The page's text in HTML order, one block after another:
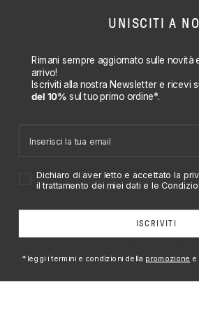
UNISCITI A
Rimani sempre aggiornato sulle novità
arrivo!
Iscriviti alla nostra Newsletter e ricevi
del 10% sul tuoprimo ordine*.
Accetto privacy policy
Dichiaro di aver letto e accettato la
il trattamento dei miei dati e le
ISCRIVITI
*leggi i termini e condizioni della promozione e